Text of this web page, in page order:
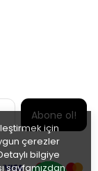
için
çerezler
bilgiye
sayfamızdan
Abone ol!